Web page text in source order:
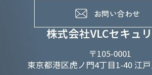
株式会社VLCセキュ
〒105-0001
東京都港区虎ノ門4丁目1-40 江
お問い合わせ